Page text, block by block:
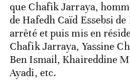
que Chafik Jarraya,
de Hafedh Caïd Essebsi
arrêté et puis mis en
Chafik Jarraya, Yassine
Ben Ismail, Khaireddine
Ayadi, etc.